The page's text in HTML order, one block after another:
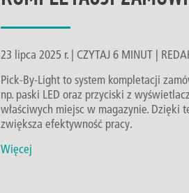
23 lipca 2025 r. | CZYTAJ 6 MINUT |
Pick-By-Light to system kompletacji
np. paski LED oraz przyciski z
właściwych miejsc w magazynie. Dzięki
zwiększa efektywność pracy.
Więcej